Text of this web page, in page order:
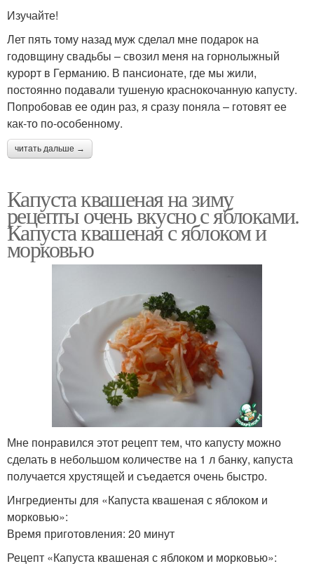
Изучайте!
Лет пять тому назад муж сделал мне подарок на
годовщину свадьбы – свозил меня на горнолыжный
курорт в Германию. В пансионате, где мы жили,
постоянно подавали тушеную краснокочанную капусту.
Попробовав ее один раз, я сразу поняла – готовят ее
как-то по-особенному.
читать дальше →
Капуста квашеная на зиму
рецепты очень вкусно с яблоками.
Капуста квашеная с яблоком и
морковью
Мне понравился этот рецепт тем, что капусту можно
сделать в небольшом количестве на 1 л банку, капуста
получается хрустящей и съедается очень быстро.
Ингредиенты для «Капуста квашеная с яблоком и
морковью»:
Время приготовления: 20 минут
Рецепт «Капуста квашеная с яблоком и морковью»: